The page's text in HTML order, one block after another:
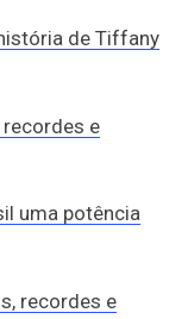
de Tiffany
e
uma potência
recordes e